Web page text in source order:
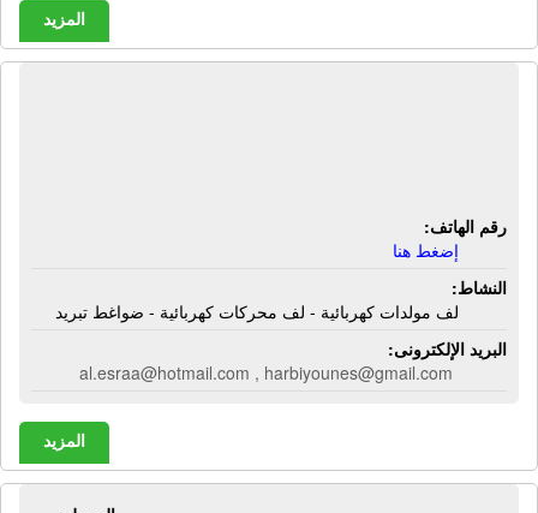
المزيد
رقم الهاتف:
إضغط هنا
النشاط:
لف مولدات كهربائية - لف محركات كهربائية - ضواغط تبريد
البريد الإلكترونى:
al.esraa@hotmail.com , harbiyounes@gmail.com
المزيد